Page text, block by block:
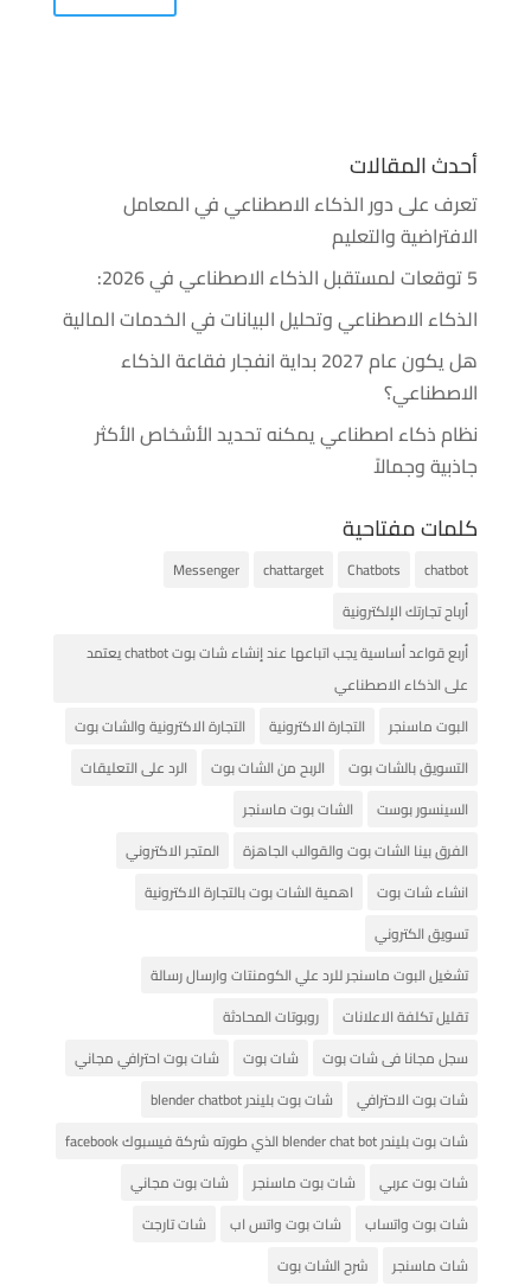
أحدث المقالات
تعرف على دور الذكاء الاصطناعي في المعامل
الافتراضية والتعليم
5 توقعات لمستقبل الذكاء الاصطناعي في 2026:
الذكاء الاصطناعي وتحليل البيانات في الخدمات المالية
هل يكون عام 2027 بداية انفجار فقاعة الذكاء
الاصطناعي؟
نظام ذكاء اصطناعي يمكنه تحديد الأشخاص الأكثر
جاذبية وجمالاً
كلمات مفتاحية
chatbot
Chatbots
chattarget
Messenger
أرباح تجارتك الإلكترونية
أربع قواعد أساسية يجب اتباعها عند إنشاء شات بوت chatbot يعتمد
على الذكاء الاصطناعي
البوت ماسنجر
التجارة الاكترونية
التجارة الاكترونية والشات بوت
التسويق بالشات بوت
الربح من الشات بوت
الرد على التعليقات
السينسور بوست
الشات بوت ماسنجر
الفرق بينا الشات بوت والقوالب الجاهزة
المتجر الاكتروني
انشاء شات بوت
اهمية الشات بوت بالتجارة الاكترونية
تسويق الكتروني
تشغيل البوت ماسنجر للرد علي الكومنتات وارسال رسالة
تقليل تكلفة الاعلانات
روبوتات المحادثة
سجل مجانا فى شات بوت
شات بوت
شات بوت احترافي مجاني
شات بوت الاحترافي
شات بوت بليندر blender chatbot
شات بوت بليندر blender chat bot الذي طورته شركة فيسبوك facebook
شات بوت عربي
شات بوت ماسنجر
شات بوت مجاني
شات بوت واتساب
شات بوت واتس اب
شات تارجت
شات ماسنجر
شرح الشات بوت